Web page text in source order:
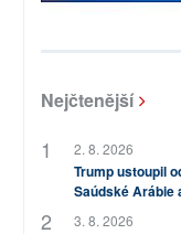
Nejčtenější
2. 8. 2026
Trump ustoupil
Saúdské Arábie
3. 8. 2026